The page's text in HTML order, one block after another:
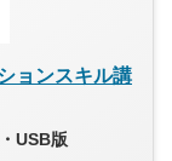
ョンスキル講
USB版